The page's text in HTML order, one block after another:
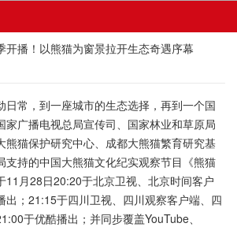
开播！以熊猫为窗景拉开生态奇遇序幕
常，到一座城市的生态选择，再到一个国
广播电视总局宣传司、国家林业和草原局
熊猫保护研究中心、成都大熊猫繁育研究基
支持的中国大熊猫文化纪实观察节目《熊猫
11月28日20:20于北京卫视、北京时间客户
出；21:15于四川卫视、四川观察客户端、四
于优酷播出；并同步覆盖YouTube、